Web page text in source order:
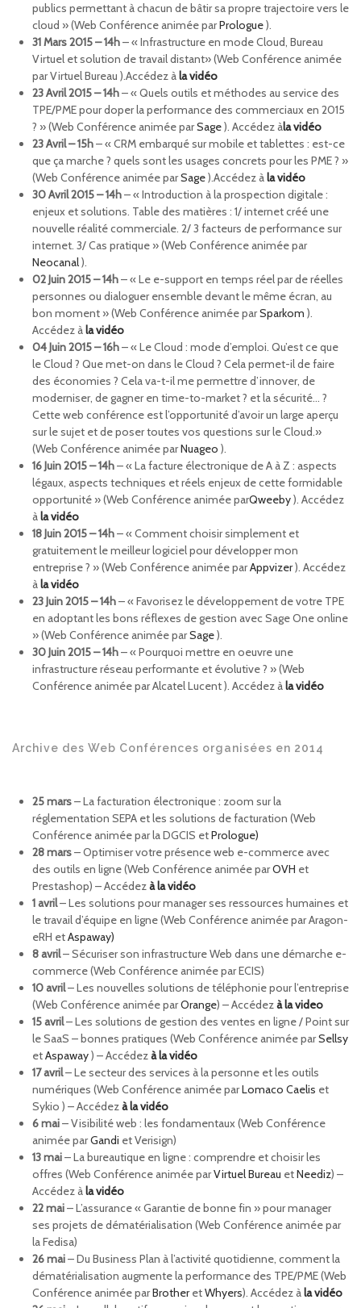
publics permettant à chacun de bâtir sa propre trajectoire vers le
cloud » (Web Conférence animée parPrologue).
31 Mars 2015 – 14h– « Infrastructure en mode Cloud, Bureau
Virtuel et solution de travail distant» (Web Conférence animée
par Virtuel Bureau ).Accédez àla vidéo
23 Avril 2015 – 14h– « Quels outils et méthodes au service des
TPE/PME pour doper la performance des commerciaux en 2015
? » (Web Conférence animée parSage). Accédez àla vidéo
23 Avril – 15h– « CRM embarqué sur mobile et tablettes : est-ce
que ça marche ? quels sont les usages concrets pour les PME ? »
(Web Conférence animée parSage).Accédez àla vidéo
30 Avril 2015 – 14h– « Introduction à la prospection digitale :
enjeux et solutions. Table des matières : 1/ internet créé une
nouvelle réalité commerciale. 2/ 3 facteurs de performance sur
internet. 3/ Cas pratique » (Web Conférence animée par
Neocanal).
02 Juin 2015 – 14h– « Le e-support en temps réel par de réelles
personnes ou dialoguer ensemble devant le même écran, au
bon moment » (Web Conférence animée parSparkom ).
Accédez àla vidéo
04 Juin 2015 – 16h– « Le Cloud : mode d’emploi. Qu’est ce que
le Cloud ? Que met-on dans le Cloud ? Cela permet-il de faire
des économies ? Cela va-t-il me permettre d’innover, de
moderniser, de gagner en time-to-market ? et la sécurité… ?
Cette web conférence est l’opportunité d’avoir un large aperçu
sur le sujet et de poser toutes vos questions sur le Cloud.»
(Web Conférence animée parNuageo ).
16 Juin 2015 – 14h– « La facture électronique de A à Z : aspects
légaux, aspects techniques et réels enjeux de cette formidable
opportunité » (Web Conférence animée parQweeby). Accédez
àla vidéo
18 Juin 2015 – 14h– « Comment choisir simplement et
gratuitement le meilleur logiciel pour développer mon
entreprise ? » (Web Conférence animée parAppvizer). Accédez
àla vidéo
23 Juin 2015 – 14h– « Favorisez le développement de votre TPE
en adoptant les bons réflexes de gestion avec Sage One online
» (Web Conférence animée parSage).
30 Juin 2015 – 14h– « Pourquoi mettre en oeuvre une
infrastructure réseau performante et évolutive ? » (Web
Conférence animée par Alcatel Lucent ). Accédez àla vidéo
Archive des Web Conférences organisées en 2014
25 mars– La facturation électronique : zoom sur la
réglementation SEPA et les solutions de facturation (Web
Conférence animée par la DGCIS etPrologue)
28 mars– Optimiser votre présence web e-commerce avec
des outils en ligne (Web Conférence animée parOVH et
Prestashop) – Accédezà la vidéo
1 avril– Les solutions pour manager ses ressources humaines et
le travail d’équipe en ligne (Web Conférence animée par Aragon-
eRH etAspaway)
8 avril– Sécuriser son infrastructure Web dans une démarche e-
commerce (Web Conférence animée par ECIS)
10 avril– Les nouvelles solutions de téléphonie pour l’entreprise
(Web Conférence animée parOrange) – Accédezà la video
15 avril– Les solutions de gestion des ventes en ligne / Point sur
le SaaS – bonnes pratiques (Web Conférence animée parSellsy
etAspaway) – Accédezà la vidéo
17 avril– Le secteur des services à la personne et les outils
numériques (Web Conférence animée parLomaco Caelis et
Sykio ) – Accédezà la vidéo
6 mai– Visibilité web : les fondamentaux (Web Conférence
animée parGandi et Verisign)
13 mai– La bureautique en ligne : comprendre et choisir les
offres (Web Conférence animée parVirtuel Bureau etNeediz) –
Accédez àla vidéo
22 mai– L’assurance « Garantie de bonne fin » pour manager
ses projets de dématérialisation (Web Conférence animée par
la Fedisa)
26 mai– Du Business Plan à l’activité quotidienne, comment la
dématérialisation augmente la performance des TPE/PME (Web
Conférence animée parBrotheretWhyers). Accédez àla vidéo